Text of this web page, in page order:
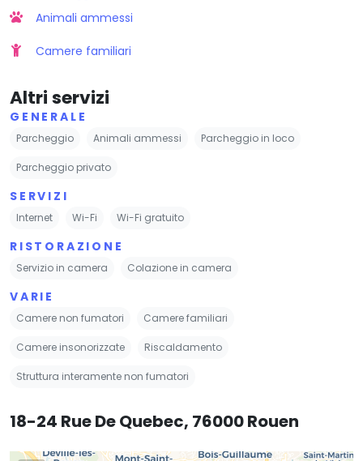
Animali ammessi
Camere familiari
Altri servizi
GENERALE
Parcheggio Animali ammessi Parcheggio in loco
Parcheggio privato
SERVIZI
Internet Wi-Fi Wi-Fi gratuito
RISTORAZIONE
Servizio in camera Colazione in camera
VARIE
Camere non fumatori Camere familiari
Camere insonorizzate Riscaldamento
Struttura interamente non fumatori
18-24 Rue De Quebec, 76000 Rouen